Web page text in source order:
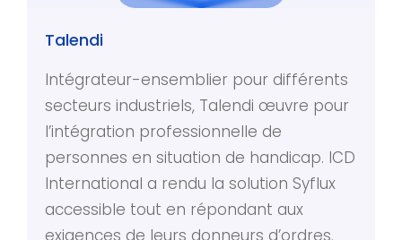
Talendi
Intégrateur-ensemblier pour différents
secteurs industriels, Talendi œuvre pour
l’intégration professionnelle de
personnes en situation de handicap. ICD
International a rendu la solution Syflux
accessible tout en répondant aux